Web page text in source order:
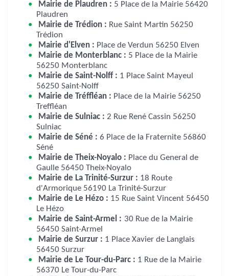
Mairie de Plaudren :
Plaudren
Mairie de Trédion :
Trédion
Mairie d'Elven :
Place de Verdun 56250 Elven
Mairie de Monterblanc :
56250 Monterblanc
Mairie de Saint-Nolff :
56250 Saint-Nolff
Mairie de Tréffléan :
Treffléan
Mairie de Sulniac : 2 Rue René Cassin 56250
Sulniac
Mairie de Séné : 6 Place de la Fraternite 56860
Séné
Mairie de Theix-Noyalo :
Gaulle 56450 Theix-Noyalo
Mairie de La Trinité-Surzur :
d'Armorique 56190 La Trinité-Surzur
Mairie de Le Hézo :
Le Hézo
Mairie de Saint-Armel :
56450 Saint-Armel
Mairie de Surzur :
56450 Surzur
Mairie de Le Tour-du-Parc :
56370 Le Tour-du-Parc